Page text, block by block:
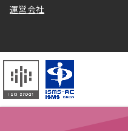
運営会社